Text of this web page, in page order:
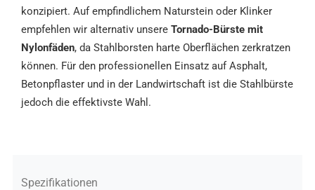
konzipiert. Auf empfindlichem Naturstein oder Klinker
empfehlen wir alternativ unsere Tornado-Bürste mit
Nylonfäden, da Stahlborsten harte Oberflächen zerkratzen
können. Für den professionellen Einsatz auf Asphalt,
Betonpflaster und in der Landwirtschaft ist die Stahlbürste
jedoch die effektivste Wahl.
Spezifikationen